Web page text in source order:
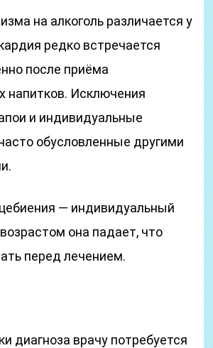
на алкоголь различается у
редко встречается
после приёма
напитков. Исключения
и индивидуальные
обусловленные другими
— индивидуальный
она падает, что
перед лечением.
диагноза врачу потребуется